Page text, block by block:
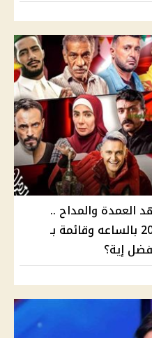
العمدة والمداح ..
مواعيد مسلسلات رمضان 2025 بالساعه وقائمة بـ
إية؟